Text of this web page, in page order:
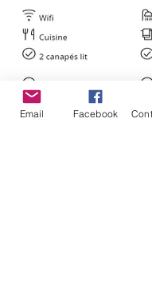
Email Facebook